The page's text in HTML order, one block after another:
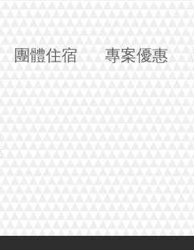
團體住宿 專案優惠